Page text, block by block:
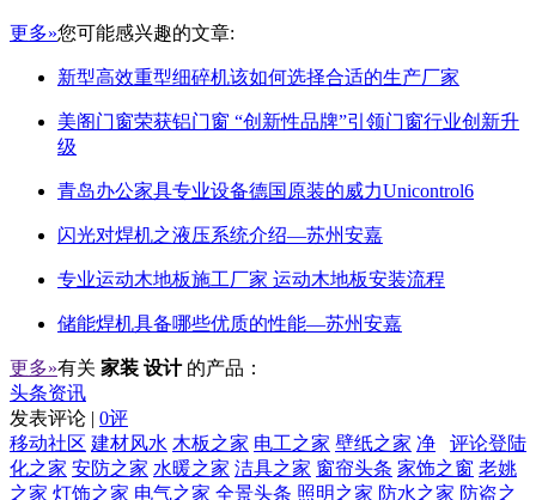
更多»您可能感兴趣的文章:
新型高效重型细碎机该如何选择合适的生产厂家
美阁门窗荣获铝门窗 “创新性品牌”引领门窗行业创新升
级
青岛办公家具专业设备德国原装的威力Unicontrol6
闪光对焊机之液压系统介绍—苏州安嘉
专业运动木地板施工厂家 运动木地板安装流程
储能焊机具备哪些优质的性能—苏州安嘉
更多»有关 家装 设计 的产品：
头条资讯
发表评论 | 0评
评论登陆
移动社区 建材风水 木板之家 电工之家 壁纸之家 净
化之家 安防之家 水暖之家 洁具之家 窗帘头条 家饰之窗 老姚
之家 灯饰之家 电气之家 全景头条 照明之家 防水之家 防盗之